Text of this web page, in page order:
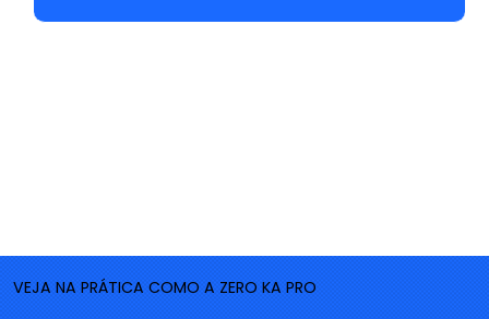
VEJA NA PRÁTICA COMO A ZERO KA PRO